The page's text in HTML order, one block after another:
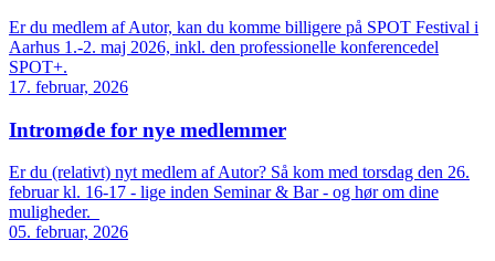
Er du medlem af Autor, kan du komme billigere på SPOT Festival i
Aarhus 1.-2. maj 2026, inkl. den professionelle konferencedel
SPOT+.
17. februar, 2026
Intromøde for nye medlemmer
Er du (relativt) nyt medlem af Autor? Så kom med torsdag den 26.
februar kl. 16-17 - lige inden Seminar & Bar - og hør om dine
muligheder.
05. februar, 2026